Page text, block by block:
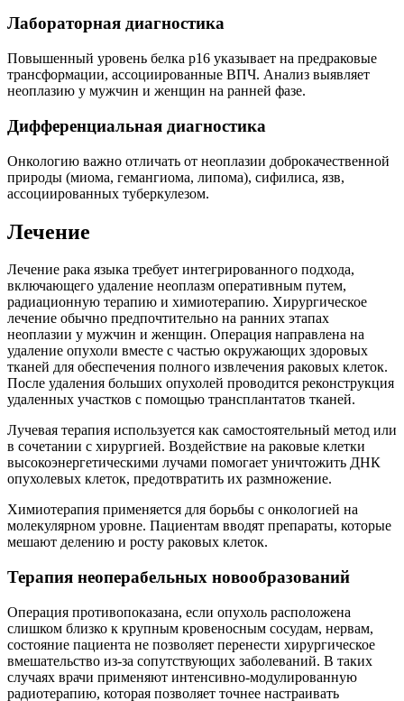
Лабораторная диагностика
Повышенный уровень белка p16 указывает на предраковые
трансформации, ассоциированные ВПЧ. Анализ выявляет
неоплазию у мужчин и женщин на ранней фазе.
Дифференциальная диагностика
Онкологию важно отличать от неоплазии доброкачественной
природы (миома, гемангиома, липома), сифилиса, язв,
ассоциированных туберкулезом.
Лечение
Лечение рака языка требует интегрированного подхода,
включающего удаление неоплазм оперативным путем,
радиационную терапию и химиотерапию. Хирургическое
лечение обычно предпочтительно на ранних этапах
неоплазии у мужчин и женщин. Операция направлена на
удаление опухоли вместе с частью окружающих здоровых
тканей для обеспечения полного извлечения раковых клеток.
После удаления больших опухолей проводится реконструкция
удаленных участков с помощью трансплантатов тканей.
Лучевая терапия используется как самостоятельный метод или
в сочетании с хирургией. Воздействие на раковые клетки
высокоэнергетическими лучами помогает уничтожить ДНК
опухолевых клеток, предотвратить их размножение.
Химиотерапия применяется для борьбы с онкологией на
молекулярном уровне. Пациентам вводят препараты, которые
мешают делению и росту раковых клеток.
Терапия неоперабельных новообразований
Операция противопоказана, если опухоль расположена
слишком близко к крупным кровеносным сосудам, нервам,
состояние пациента не позволяет перенести хирургическое
вмешательство из-за сопутствующих заболеваний. В таких
случаях врачи применяют интенсивно-модулированную
радиотерапию, которая позволяет точнее настраивать